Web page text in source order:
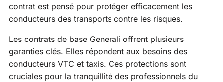
contrat est pensé pour protéger efficacement les
conducteurs des transports contre les risques.
Les contrats de base Generali offrent plusieurs
garanties clés. Elles répondent aux besoins des
conducteurs VTC et taxis. Ces protections sont
cruciales pour la tranquillité des professionnels du